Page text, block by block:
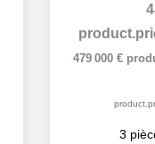
479 000 €
3